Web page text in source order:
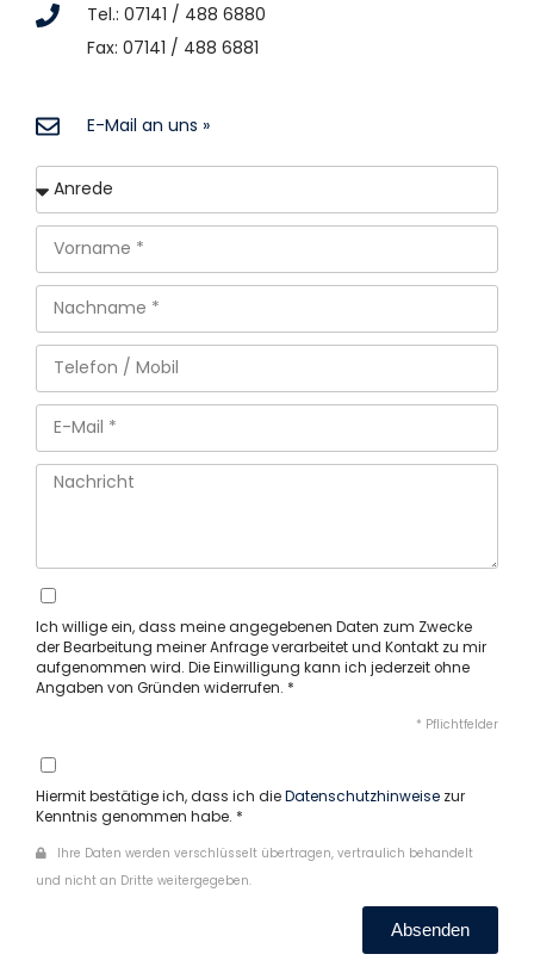
Tel.: 07141 / 488 6880
Fax: 07141 / 488 6881
E-Mail an uns »
Ich willige ein, dass meine angegebenen Daten zum Zwecke
der Bearbeitung meiner Anfrage verarbeitet und Kontakt zu mir
aufgenommen wird. Die Einwilligung kann ich jederzeit ohne
Angaben von Gründen widerrufen. *
* Pflichtfelder
Hiermit bestätige ich, dass ich dieDatenschutzhinweise zur
Kenntnis genommen habe. *
Ihre Daten werden verschlüsselt übertragen, vertraulich behandelt
und nicht an Dritte weitergegeben.
Absenden